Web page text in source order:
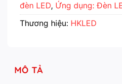
đèn LED, Ứng dụng: Đèn
Thương hiệu: HKLED
MÔ TẢ